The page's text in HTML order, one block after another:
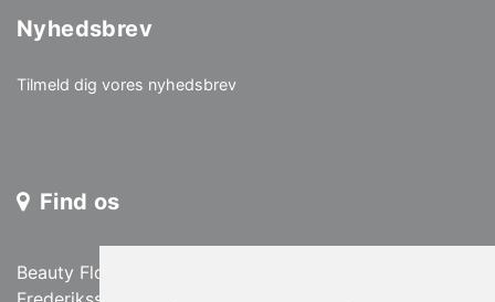
Nyhedsbrev
Tilmeld dig vores nyhedsbrev
Find os
Beauty Flowers Hudpleje